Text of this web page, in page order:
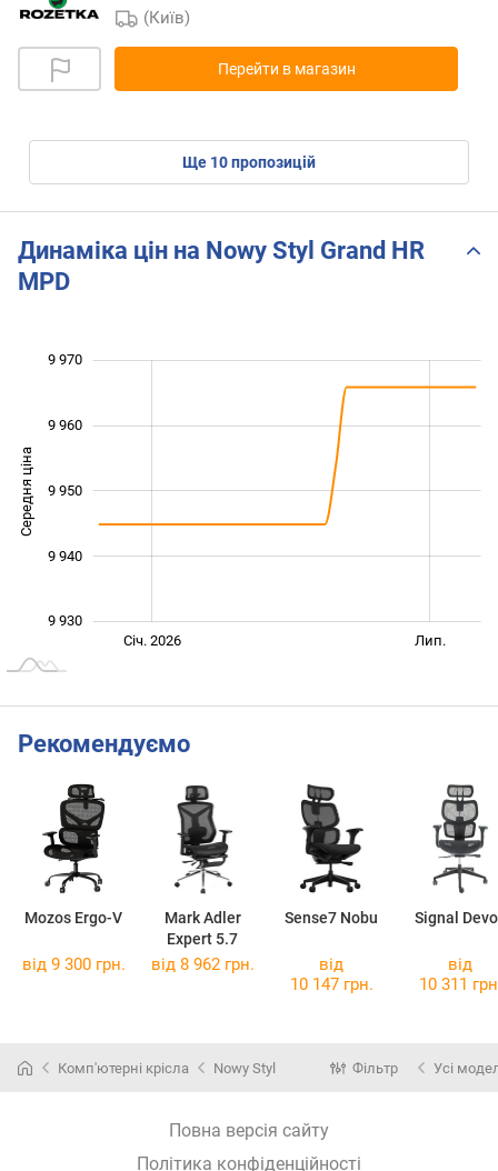
(Київ)
Перейти в магазин
ще 10пропозицій
Динаміка цін на Nowy Styl Grand HR
MPD
Середня ціна 9 930
9 930
9 940
9 950
9 960
9 970
Січ. 2026 Лип.
Рекомендуємо
Mozos Ergo-V
Mark Adler
Expert 5.7
Sense7 Nobu Signal
від 9 300 грн. від 8 962 грн.
від
10 147 грн.
від
10 311
Комп'ютерні крісла Nowy Styl Фільтр Усі
Повна версія сайту
Політика конфіденційності